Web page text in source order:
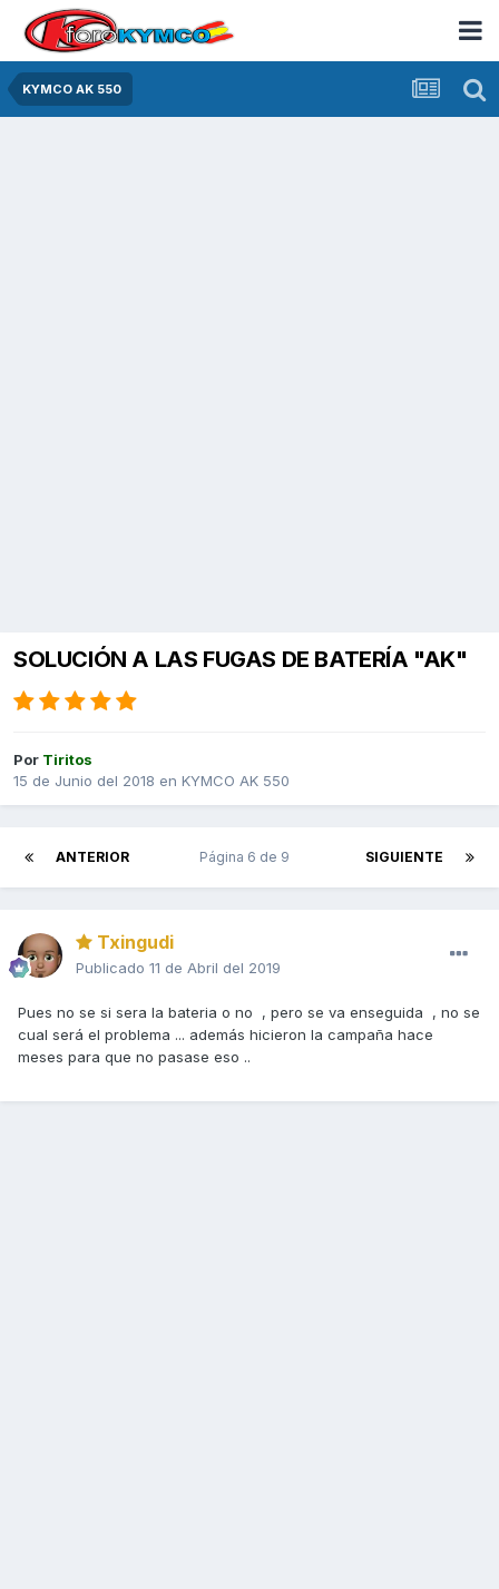
KYMCO AK 550
SOLUCIÓN A LAS FUGAS DE BATERÍA "AK"
Por Tiritos
15 de Junio del 2018 en KYMCO AK 550
ANTERIOR SIGUIENTE
Página 6 de 9
Txingudi
Publicado 11 de Abril del 2019
Pues no se si sera la bateria o no , pero se va enseguida , no se
cual será el problema ... además hicieron la campaña hace
meses para que no pasase eso ..